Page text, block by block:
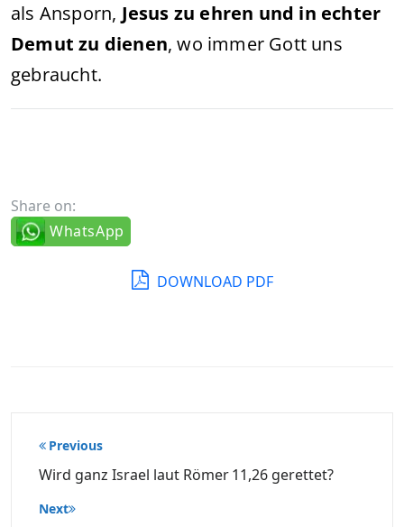
als Ansporn, Jesus zu ehren und in echter
Demut zu dienen, wo immer Gott uns
gebraucht.
Share on:
WhatsApp
DOWNLOAD PDF
Beitragsnavigation
Previous
Wird ganz Israel laut Römer 11,26 gerettet?
Next